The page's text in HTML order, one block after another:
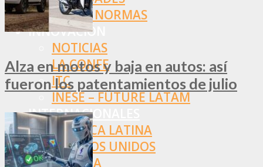
OTRAS NORMAS
INNOVACIÓN
NOTICIAS
LA CONFE
ITC
INESE – FÜTURE LATAM
INTERNACIONALES
AMÉRICA LATINA
ESTADOS UNIDOS
EUROPA
Alza en motos y baja en autos: así
fueron los patentamientos de julio